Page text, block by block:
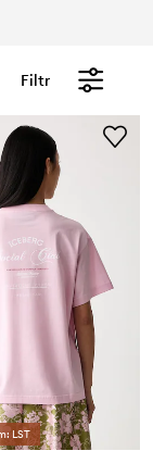
Filtr
LST